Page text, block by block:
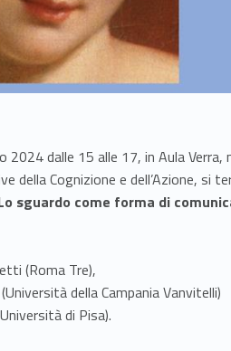
2024 dalle 15 alle 17, in Aula Verra,
della Cognizione e dell’Azione, si
sguardo come forma di
(Roma Tre),
della Campania Vanvitelli)
di Pisa).